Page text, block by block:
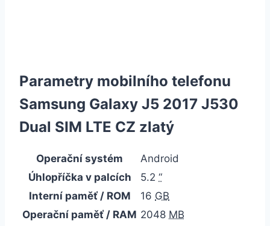
Parametry mobilního telefonu
Samsung Galaxy J5 2017 J530
Dual SIM LTE CZ zlatý
Operační systém
Android
Úhlopříčka v palcích
5.2 “
Interní paměť / ROM
16 GB
Operační paměť / RAM 2048 MB